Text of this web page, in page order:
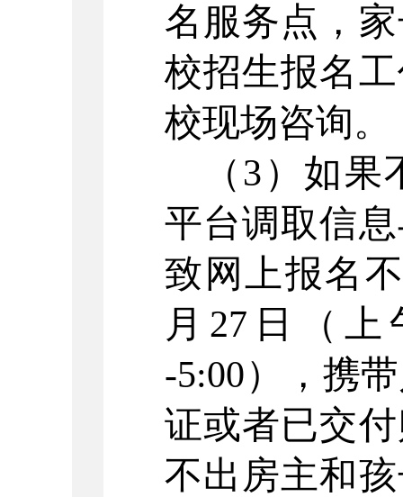
名服务点，
校招生报名
校现场咨询。
（ 3 ）如果
平台调取信
致网上报名
月 27 日（上
-5:00），携
证或者已交
不出房主和